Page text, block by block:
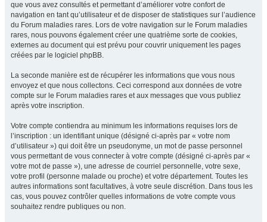
que vous avez consultés et permettant d’améliorer votre confort de
navigation en tant qu’utilisateur et de disposer de statistiques sur l’audience
du Forum maladies rares. Lors de votre navigation sur le Forum maladies
rares, nous pouvons également créer une quatrième sorte de cookies,
externes au document qui est prévu pour couvrir uniquement les pages
créées par le logiciel phpBB.
La seconde manière est de récupérer les informations que vous nous
envoyez et que nous collectons. Ceci correspond aux données de votre
compte sur le Forum maladies rares et aux messages que vous publiez
après votre inscription.
Votre compte contiendra au minimum les informations requises lors de
l’inscription : un identifiant unique (désigné ci-après par « votre nom
d’utilisateur ») qui doit être un pseudonyme, un mot de passe personnel
vous permettant de vous connecter à votre compte (désigné ci-après par «
votre mot de passe »), une adresse de courriel personnelle, votre sexe,
votre profil (personne malade ou proche) et votre département. Toutes les
autres informations sont facultatives, à votre seule discrétion. Dans tous les
cas, vous pouvez contrôler quelles informations de votre compte vous
souhaitez rendre publiques ou non.